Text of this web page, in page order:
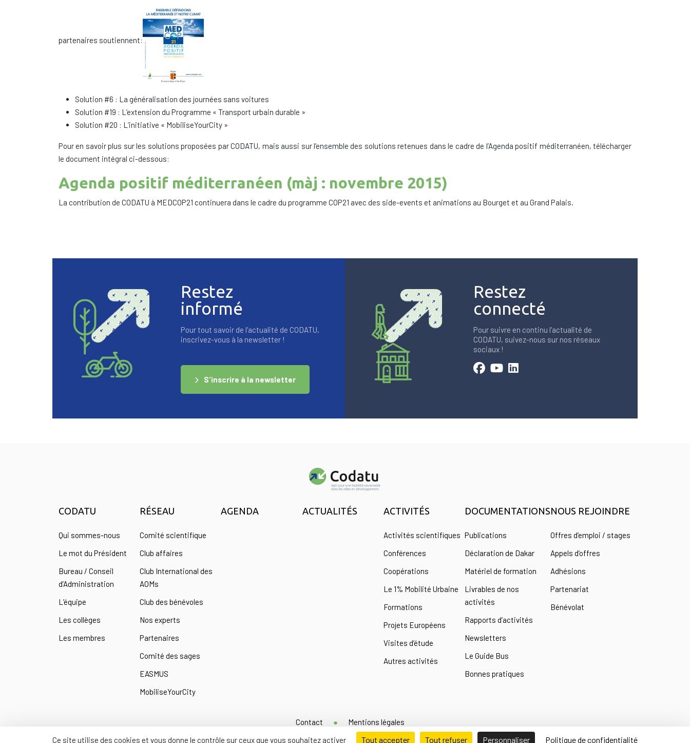
partenaires soutiennent:
Solution #6 : La généralisation des journées sans voitures
Solution #19 : L’extension du Programme « Transport urbain durable »
Solution #20 : L’initiative « MobiliseYourCity »
Pour en savoir plus sur les solutions proposées par CODATU, mais aussi sur l’ensemble des solutions retenues dans le cadre de l’Agenda positif méditerranéen, télécharger
le document intégral ci-dessous:
Agenda positif méditerranéen (màj : novembre 2015)
La contribution de CODATU à MEDCOP21 continuera dans le cadre du programme COP21 avec des side-events et animations au Bourget et au Grand Palais.
Restez
informé
Pour tout savoir de l'actualité de CODATU,
inscrivez-vous à la newsletter !
S'inscrire à la newsletter
Restez
connecté
Pour suivre en continu l'actualité de
CODATU, suivez-nous sur nos réseaux
sociaux !
CODATU
Qui sommes-nous
Le mot du Président
Bureau / Conseil
d’Administration
L’équipe
Les collèges
Les membres
RÉSEAU
Comité scientifique
Club affaires
Club International des
AOMs
Club des bénévoles
Nos experts
Partenaires
Comité des sages
EASMUS
MobiliseYourCity
AGENDA ACTUALITÉS ACTIVITÉS
Activités scientifiques
Conférences
Coopérations
Le 1% Mobilité Urbaine
Formations
Projets Européens
Visites d’étude
Autres activités
DOCUMENTATIONS
Publications
Déclaration de Dakar
Matériel de formation
Livrables de nos
activités
Rapports d’activités
Newsletters
Le Guide Bus
Bonnes pratiques
NOUS REJOINDRE
Offres d’emploi / stages
Appels d’offres
Adhésions
Partenariat
Bénévolat
Contact Mentions légales
Ce site utilise des cookies et vous donne le contrôle sur ceux que vous souhaitez activer Tout accepter Tout refuser Personnaliser Politique de confidentialité